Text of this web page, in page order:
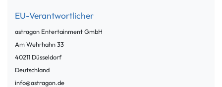
EU-Verantwortlicher
astragon Entertainment GmbH
Am Wehrhahn33
40211 Düsseldorf
Deutschland
info@astragon.de